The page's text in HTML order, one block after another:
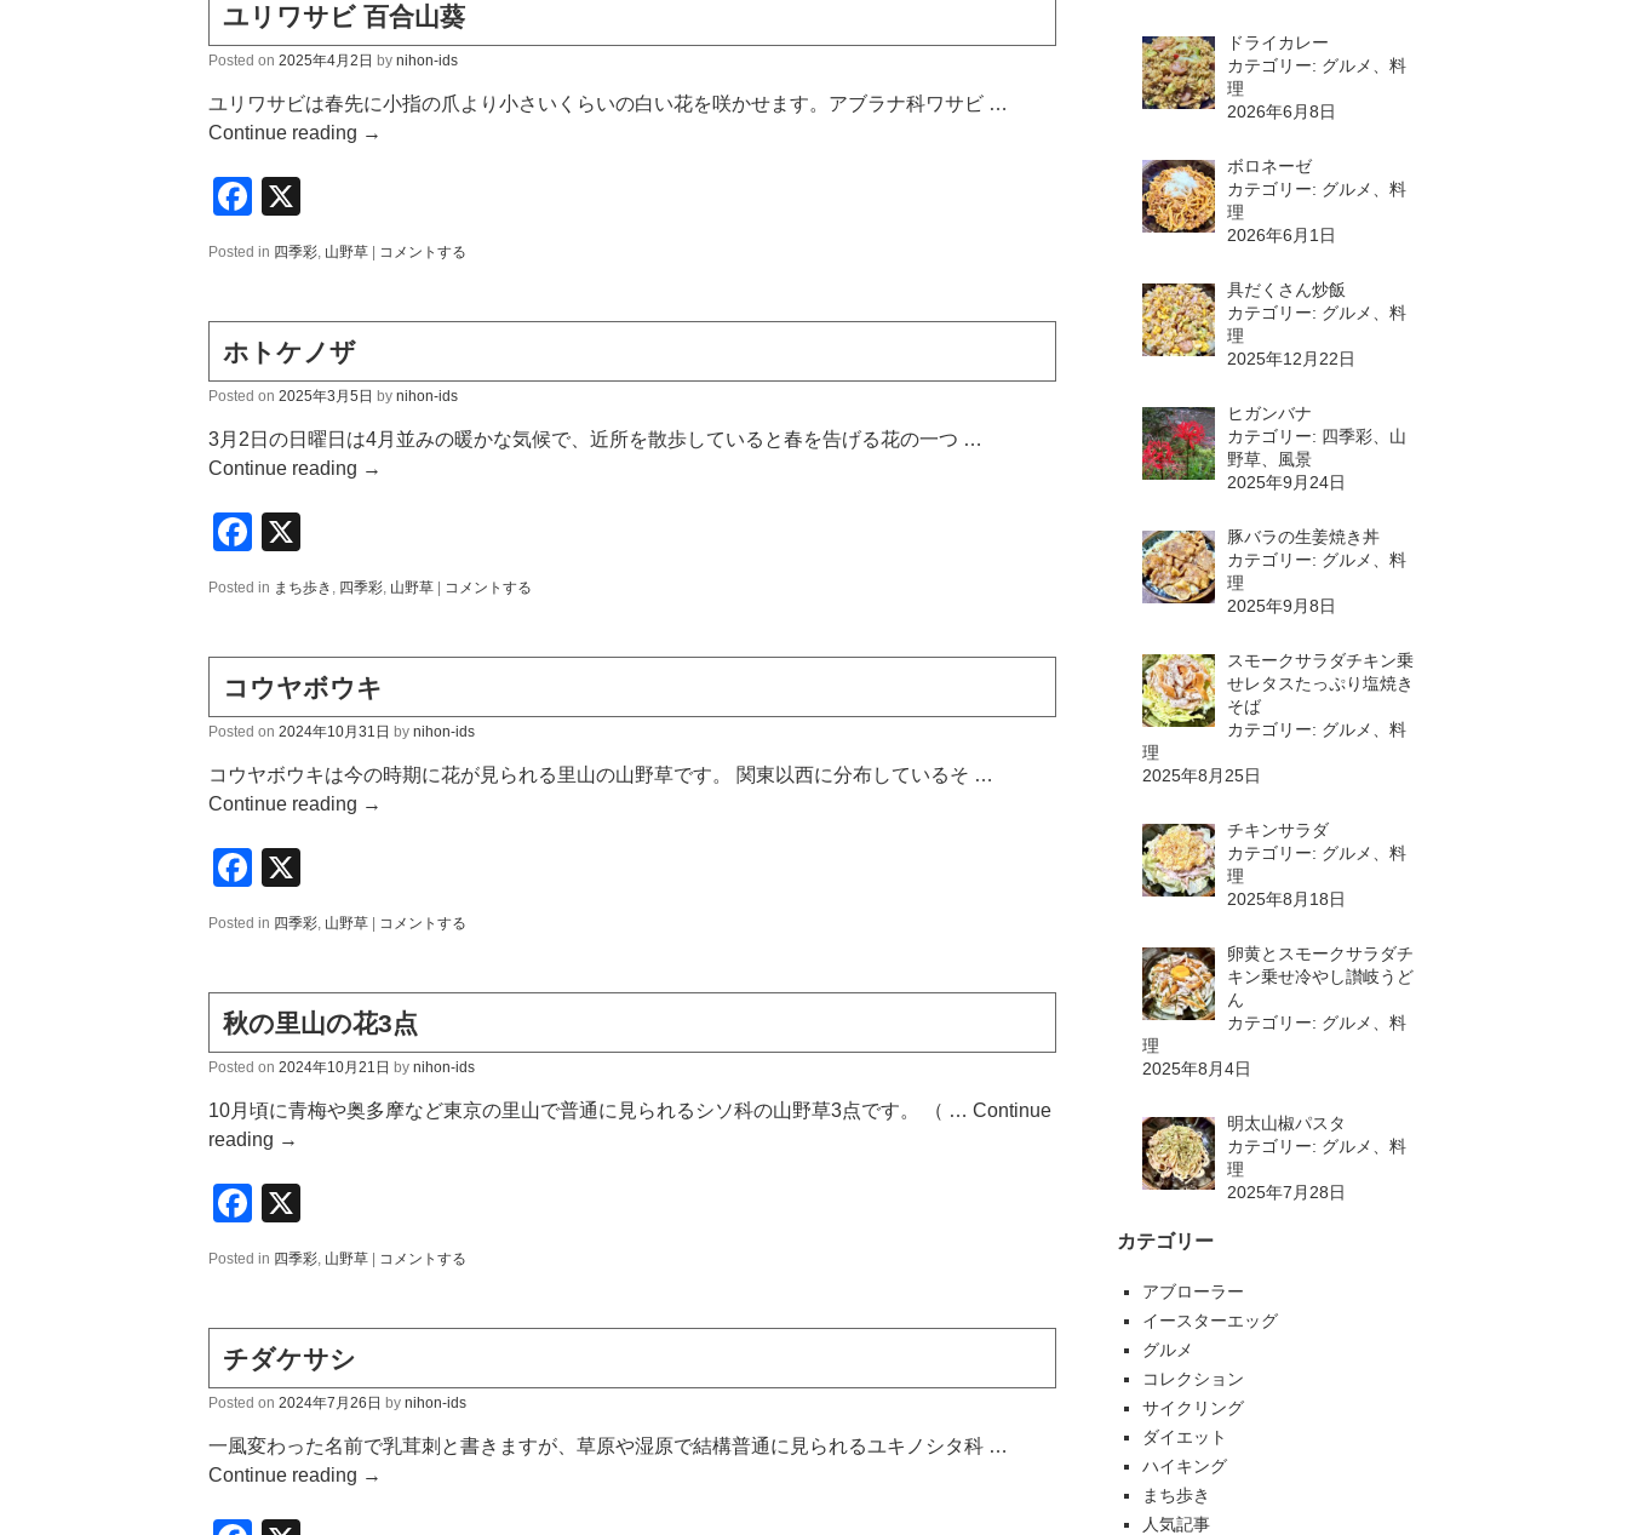
ユリワサビ 百合山葵
Posted on 2025年4月2日 by nihon-ids
ユリワサビは春先に小指の爪より小さいくらいの白い花を咲かせます。アブラナ科ワサビ …
Continue reading →
Facebook
Posted in 四季彩, 山野草 コメントする
ホトケノザ
Posted on 2025年3月5日 by nihon-ids
3月2日の日曜日は4月並みの暖かな気候で、近所を散歩していると春を告げる花の一つ …
Continue reading →
Facebook
Posted in まち歩き , 四季彩, 山野草 コメントする
コウヤボウキ
Posted on 2024年10月31日 by nihon-ids
コウヤボウキは今の時期に花が見られる里山の山野草です。 関東以西に分布しているそ …
Continue reading →
Facebook
Posted in 四季彩, 山野草 コメントする
秋の里山の花3点
Posted on 2024年10月21日 by nihon-ids
10月頃に青梅や奥多摩など東京の里山で普通に見られるシソ科の山野草3点です。 （ … Continue
reading →
Facebook
Posted in 四季彩, 山野草 コメントする
チダケサシ
Posted on 2024年7月26日 by nihon-ids
一風変わった名前で乳茸刺と書きますが、草原や湿原で結構普通に見られるユキノシタ科 …
Continue reading →
ドライカレー
カテゴリー: グルメ、料
理
2026年6月8日
ボロネーゼ
カテゴリー: グルメ、料
理
2026年6月1日
具だくさん炒飯
カテゴリー: グルメ、料
理
2025年12月22日
ヒガンバナ
カテゴリー: 四季彩、山
野草、風景
2025年9月24日
豚バラの生姜焼き丼
カテゴリー: グルメ、料
理
2025年9月8日
スモークサラダチキン乗
せレタスたっぷり塩焼き
そば
カテゴリー: グルメ、料
理
2025年8月25日
チキンサラダ
カテゴリー: グルメ、料
理
2025年8月18日
卵黄とスモークサラダチ
キン乗せ冷やし讃岐うど
ん
カテゴリー: グルメ、料
理
2025年8月4日
明太山椒パスタ
カテゴリー: グルメ、料
理
2025年7月28日
カテゴリー
アブローラー
イースターエッグ
グルメ
コレクション
サイクリング
ダイエット
ハイキング
まち歩き
人気記事